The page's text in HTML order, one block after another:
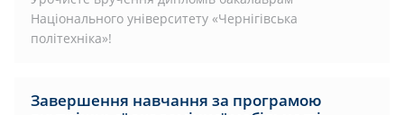
Національного університету «Чернігівська
політехніка»!
Завершення навчання за програмою